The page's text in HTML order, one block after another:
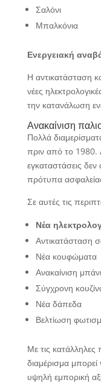
Σαλόνι
Μπαλκόνια
Ενεργειακή
Η αντικατάσταση
νέες
την κατανάλωση
Ανακαίνιση
Πολλά
πριν από το 1980.
εγκαταστάσεις
πρότυπα
Σε αυτές τις
Νέα
Αντικατάσταση
Νέα κουφώματα
Ανακαίνιση
Σύγχρονη
Νέα δάπεδα
Βελτίωση
Με τις κατάλληλες
διαμέρισμα
υψηλή εμπορική